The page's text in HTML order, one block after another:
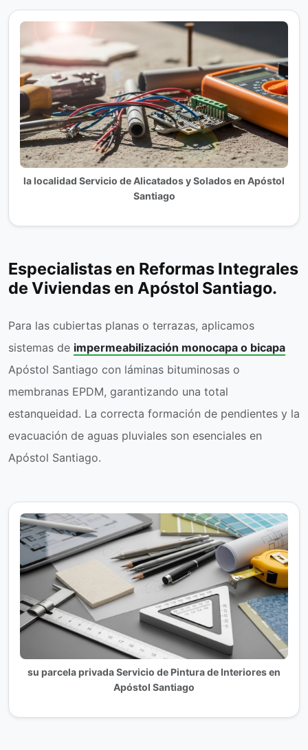
la localidad Servicio de Alicatados y Solados en Apóstol
Santiago
Especialistas en Reformas Integrales
de Viviendas en Apóstol Santiago.
Para las cubiertas planas o terrazas, aplicamos
sistemas de impermeabilización monocapa o bicapa
Apóstol Santiago con láminas bituminosas o
membranas EPDM, garantizando una total
estanqueidad. La correcta formación de pendientes y la
evacuación de aguas pluviales son esenciales en
Apóstol Santiago.
su parcela privada Servicio de Pintura de Interiores en
Apóstol Santiago